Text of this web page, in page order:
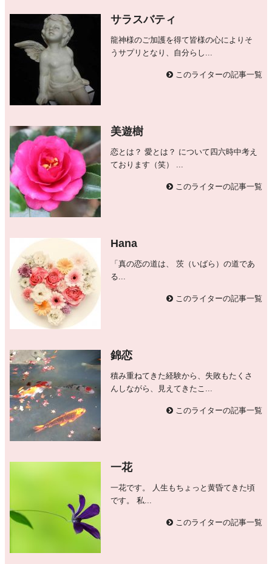
サラスバティ
龍神様のご加護を得て皆様の心によりそ
うサプリとなり、自分らし...
このライターの記事一覧
美遊樹
恋とは？ 愛とは？ について四六時中考え
ております（笑） ...
このライターの記事一覧
Hana
「真の恋の道は、 茨（いばら）の道であ
る...
このライターの記事一覧
錦恋
積み重ねてきた経験から、失敗もたくさ
んしながら、見えてきたこ...
このライターの記事一覧
一花
一花です。 人生もちょっと黄昏てきた頃
です。 私...
このライターの記事一覧